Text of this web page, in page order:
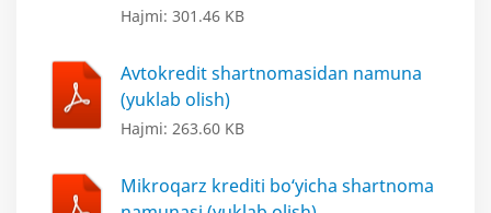
Hajmi: 301.46 KB
Avtokredit shartnomasidan namuna
(yuklab olish)
Hajmi: 263.60 KB
Mikroqarz krediti bo‘yicha shartnoma